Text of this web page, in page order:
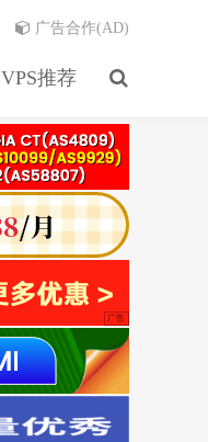
VPS推荐
广告合作(AD)